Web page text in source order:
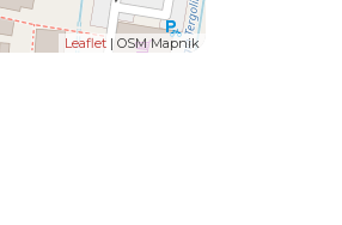
Leaflet | OSM Mapnik